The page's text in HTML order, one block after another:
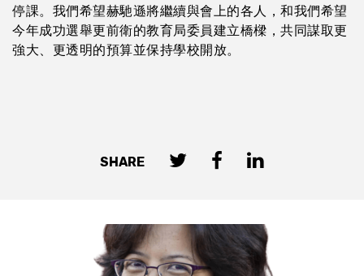
停課。我們希望赫馳遜將繼續與會上的各人，和我們希望
今年成功選舉更前衛的教育局委員建立橋樑，共同謀取更
強大、更透明的預算並保持學校開放。
SHARE